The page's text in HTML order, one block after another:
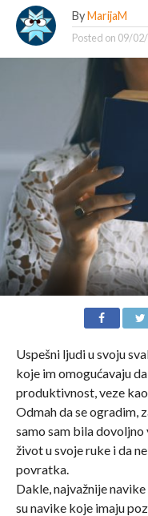
By MarijaM
Posted on 09/
Uspešni ljudi u svoju
koje im omogućavaju
produktivnost, veze
Odmah da se ogradim,
samo sam bila
život u svoje ruke i da
povratka.
Dakle, najvažnije
su navike koje imaju